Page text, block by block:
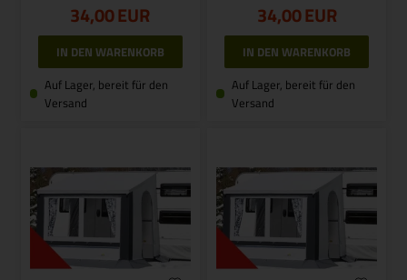
34,00EUR
Auf Lager, bereit für den
Versand
34,00EUR
Auf Lager, bereit für den
Versand